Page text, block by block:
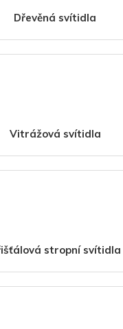
Dřevěná svítidla
Vitrážová svítidla
stropní svítidla